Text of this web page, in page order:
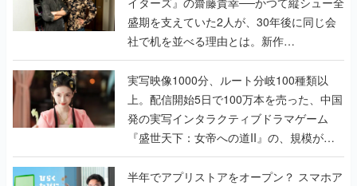
盛期を支えていた2人が、30年後に同じ会
社で机を並べる理由とは。新作
『TATSUJIN EXTREME』で初タッグを組
んだレジェンド2人に訊く開発秘話
実写映像1000分、ルート分岐100種類以
上。配信開始5日で100万本を売った、中国
発の実写インタラクティブドラマゲーム
『盛世天下：女帝への道II』の、規模が違
うこだわりをプロデューサーに聞いた
半年でアプリストアをオープン？ スマホア